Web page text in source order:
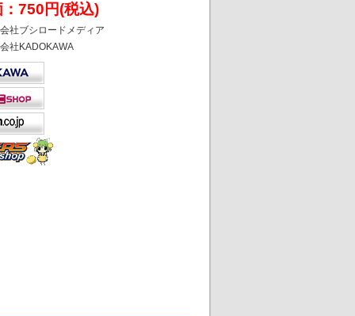
750円(税込)
社ブシロードメディア
社KADOKAWA